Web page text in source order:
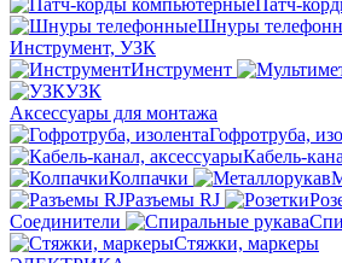
Шнуры
Инструмент, УЗК
Инструмент
УЗК
Аксессуары для монтажа
Гофротруба,
Кабель-
Колпачки
Разъемы RJ
Соединители
Стяжки, маркеры